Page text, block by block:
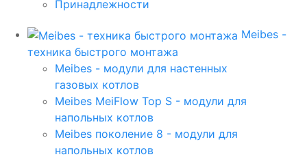
Принадлежности
Meibes -
техника быстрого монтажа
Meibes - модули для настенных
газовых котлов
Meibes MeiFlow Top S - модули для
напольных котлов
Meibes поколение 8 - модули для
напольных котлов